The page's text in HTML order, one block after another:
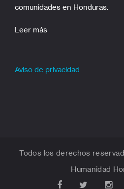
comunidades en Honduras.
Leer más
Aviso de privacidad
Todos los derechos
Humanidad